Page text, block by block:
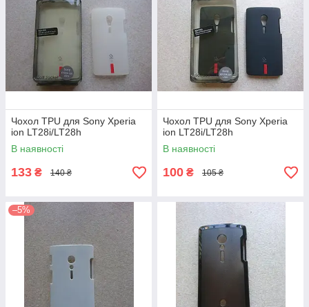
Чохол TPU для Sony Xperia
ion LT28i/LT28h
В наявності
133 ₴ 140 ₴
Чохол TPU для Sony Xperia
ion LT28i/LT28h
В наявності
100 ₴ 105 ₴
–5%